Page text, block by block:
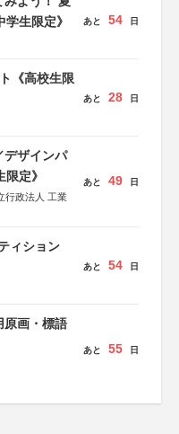
生限定》
あと 54 日
《高校生限
あと 28 日
デザインパ
定》
行政法人 工業
あと 49 日
ィション
あと 54 日
原画・標語
あと 55 日